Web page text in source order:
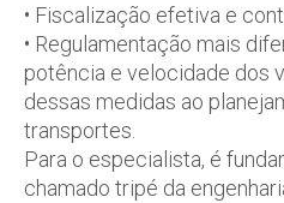
• Fiscalização efetiva e
• Regulamentação mais
potência e velocidade dos
dessas medidas ao
transportes.
Para o especialista, é
chamado tripé da